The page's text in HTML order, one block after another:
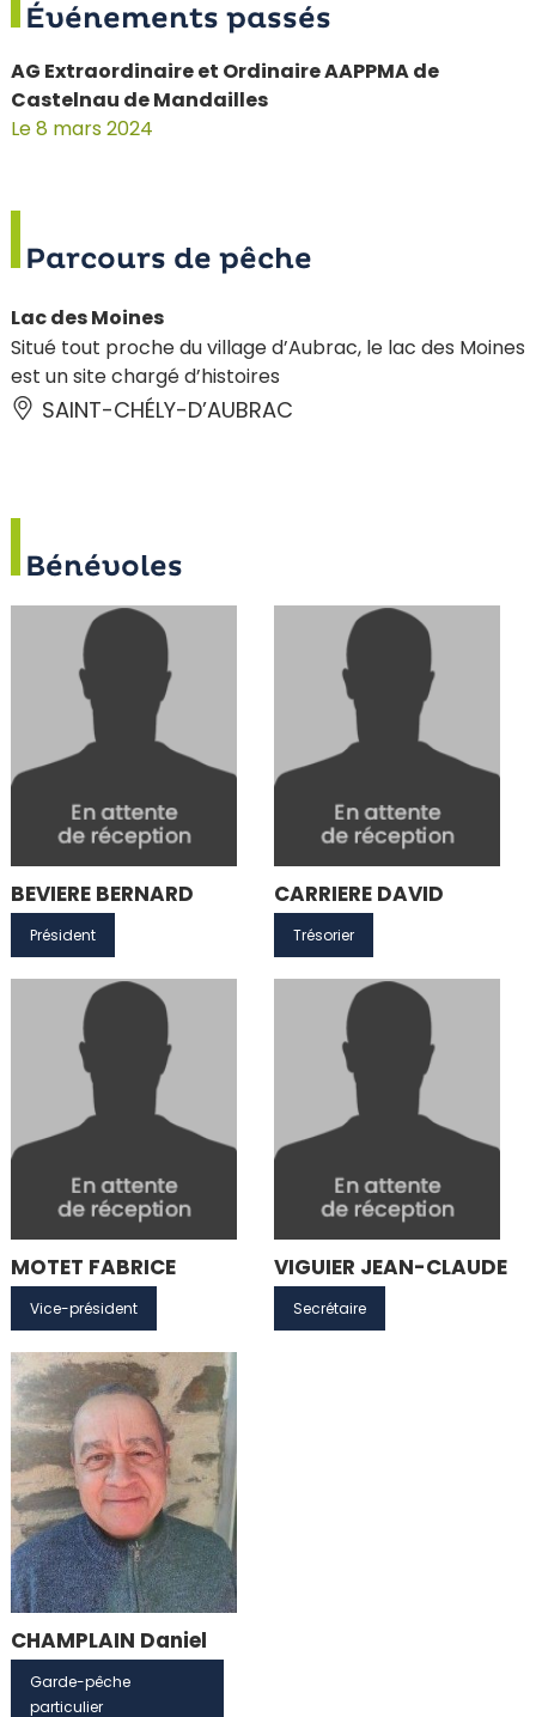
Événements passés
AG Extraordinaire et Ordinaire AAPPMA de
Castelnau de Mandailles
Le 8 mars 2024
Parcours de pêche
Lac des Moines
Situé tout proche du village d’Aubrac, le lac des Moines
est un site chargé d’histoires
SAINT-CHÉLY-D’AUBRAC
Bénévoles
BEVIERE BERNARD
Président
CARRIERE DAVID
Trésorier
MOTET FABRICE
Vice-président
VIGUIER JEAN-CLAUDE
Secrétaire
CHAMPLAIN Daniel
Garde-pêche
particulier